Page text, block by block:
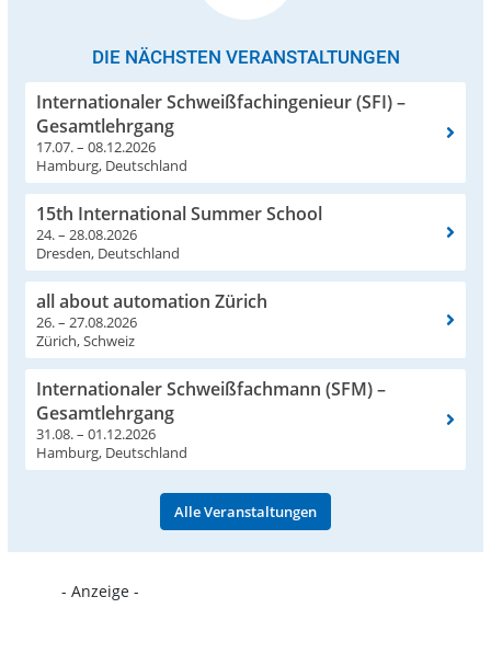
DIE NÄCHSTEN VERANSTALTUNGEN
Internationaler Schweißfachingenieur (SFI) –
Gesamtlehrgang
17.07. – 08.12.2026
Hamburg, Deutschland
15th International Summer School
24. – 28.08.2026
Dresden, Deutschland
all about automation Zürich
26. – 27.08.2026
Zürich, Schweiz
Internationaler Schweißfachmann (SFM) –
Gesamtlehrgang
31.08. – 01.12.2026
Hamburg, Deutschland
Alle Veranstaltungen
- Anzeige -